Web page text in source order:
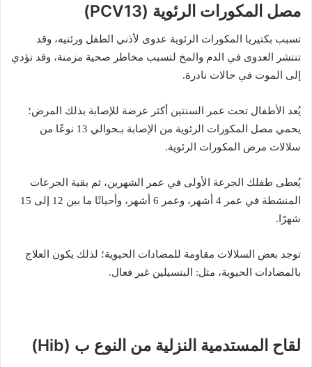
مصل المكورات الرئوية (PCV13)
تسبب بكتيريا المكورات الرئوية عدوى لأذني الطفل ورئتيه، وقد
تنتشر العدوى في الدم والمخ لتسبب مخاطر صحية مزمنة، وقد تؤدي
إلى الموت في حالات نادرة.
يُعد الأطفال تحت عمر السنتين أكثر عرضة للإصابة بذلك المرض؛
يحمي مصل المكورات الرئوية من الإصابة بـحوالي 13 نوعًا من
سلالات مرض المكورات الرئوية.
يُعطى طفلك الجرعة الأولى في عمر الشهرين، ثم بقية الجرعات
المنشطة في عمر 4 أشهر، وعمر 6 أشهر، وأحيانًا ما بين 12 إلى 15
شهرًا.
توجد بعض السلالات مقاومة للمضادات الحيوية؛ لذلك يكون العلاج
بالمضادات الحيوية، مثل: البنسيلين غير فعال.
لقاح المستدمية النزلية من النوع ب (Hib)